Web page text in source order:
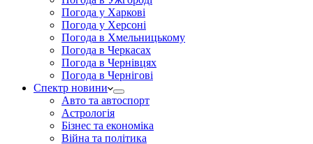
Погода у Харкові
Погода у Херсоні
Погода в Хмельницькому
Погода в Черкасах
Погода в Чернівцях
Погода в Чернігові
Спектр новини
Авто та автоспорт
Астрологія
Бізнес та економіка
Війна та політика